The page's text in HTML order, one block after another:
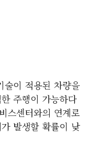
술이 적용된 차량을
주행이 가능하다
스센터와의 연계로
발생할 확률이 낮